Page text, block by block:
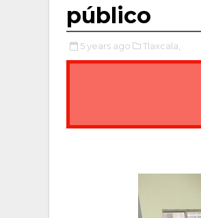
público
5 years ago Tlaxcala,